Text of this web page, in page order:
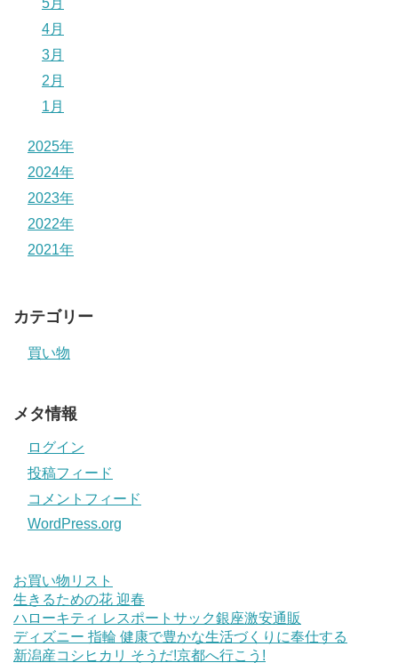
5月
4月
3月
2月
1月
2025年
2024年
2023年
2022年
2021年
カテゴリー
買い物
メタ情報
ログイン
投稿フィード
コメントフィード
WordPress.org
お買い物リスト
生きるための花 迎春
ハローキティ レスポートサック銀座激安通販
ディズニー 指輪 健康で豊かな生活づくりに奉仕する
新潟産コシヒカリ そうだ!京都へ行こう!